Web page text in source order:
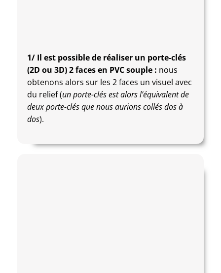
1/ Il est possible de réaliser un porte-clés
(2D ou 3D) 2 faces en PVC souple : nous
obtenons alors sur les 2 faces un visuel avec
du relief (un porte-clés est alors l’équivalent de
deux porte-clés que nous aurions collés dos à
dos).